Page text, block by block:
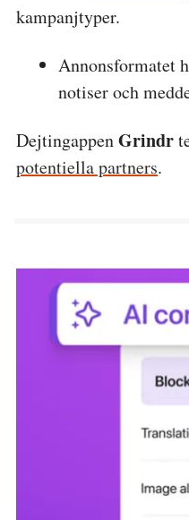
kampanjtyper.
Annonsformatet
notiser och
DejtingappenGrindr
potentiella partners.